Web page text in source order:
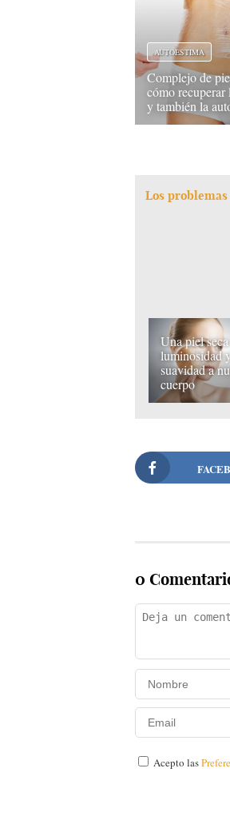
AUTOESTIMA
Complejo de
cómo recuperar
y también la
Los
Una piel seca
luminosidad
suavidad a
cuerpo
0
Acepto las